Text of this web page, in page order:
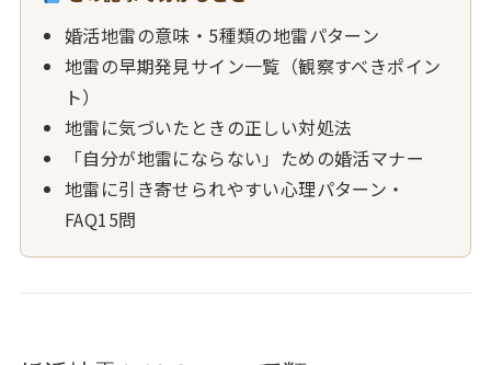
婚活地雷の意味・5種類の地雷パターン
地雷の早期発見サイン一覧（観察すべきポイン
ト）
地雷に気づいたときの正しい対処法
「自分が地雷にならない」ための婚活マナー
地雷に引き寄せられやすい心理パターン・
FAQ15問